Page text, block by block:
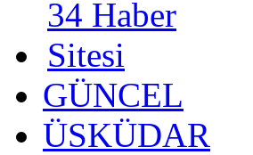
GÜNCEL
ÜSKÜDAR